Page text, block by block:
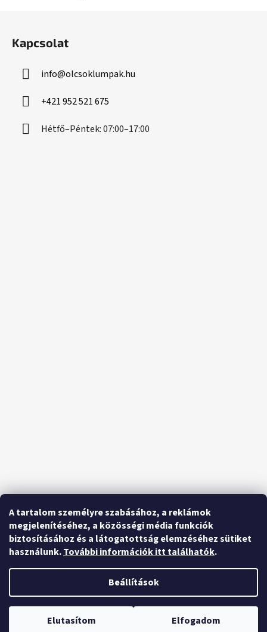
A tartalom személyre szabásához, a reklámok
megjelenítéséhez, a közösségi média funkciók
biztosításához és a látogatottság elemzéséhez sütiket
használunk.További információk itt találhatók.
Beállítások
Elutasítom Elfogadom
Kapcsolat
info@olcsoklumpak.hu
+421 952 521 675
Hétfő–Péntek: 07:00–17:00
Shoptet készítette
Copyright 2026olcsoklumpak.hu
. Minden jog fenntartva.